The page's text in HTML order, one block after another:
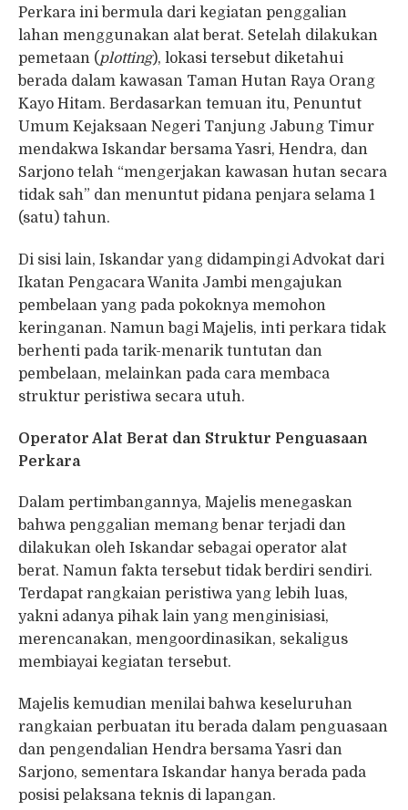
Perkara ini bermula dari kegiatan penggalian
lahan menggunakan alat berat. Setelah dilakukan
pemetaan (plotting), lokasi tersebut diketahui
berada dalam kawasan Taman Hutan Raya Orang
Kayo Hitam. Berdasarkan temuan itu, Penuntut
Umum Kejaksaan Negeri Tanjung Jabung Timur
mendakwa Iskandar bersama Yasri, Hendra, dan
Sarjono telah “mengerjakan kawasan hutan secara
tidak sah” dan menuntut pidana penjara selama 1
(satu) tahun.
Di sisi lain, Iskandar yang didampingi Advokat dari
Ikatan Pengacara Wanita Jambi mengajukan
pembelaan yang pada pokoknya memohon
keringanan. Namun bagi Majelis, inti perkara tidak
berhenti pada tarik-menarik tuntutan dan
pembelaan, melainkan pada cara membaca
struktur peristiwa secara utuh.
Operator Alat Berat dan Struktur Penguasaan
Perkara
Dalam pertimbangannya, Majelis menegaskan
bahwa penggalian memang benar terjadi dan
dilakukan oleh Iskandar sebagai operator alat
berat. Namun fakta tersebut tidak berdiri sendiri.
Terdapat rangkaian peristiwa yang lebih luas,
yakni adanya pihak lain yang menginisiasi,
merencanakan, mengoordinasikan, sekaligus
membiayai kegiatan tersebut.
Majelis kemudian menilai bahwa keseluruhan
rangkaian perbuatan itu berada dalam penguasaan
dan pengendalian Hendra bersama Yasri dan
Sarjono, sementara Iskandar hanya berada pada
posisi pelaksana teknis di lapangan.